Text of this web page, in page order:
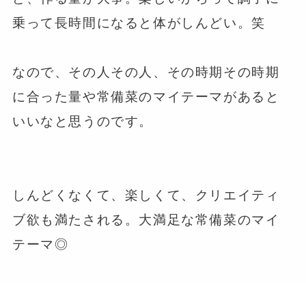
乗って長時間になると体がしんどい。笑
なので、その人その人、その時期その時期
に合った量や常備菜のマイテーマがあると
いいなと思うのです。
しんどくなくて、楽しくて、クリエイティ
ブ欲も満たされる。大満足な常備菜のマイ
テーマ◎